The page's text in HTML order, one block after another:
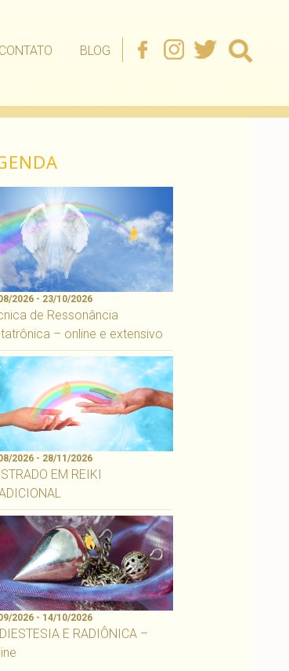
CONTATO BLOG
2026 - 23/10/2026
de Ressonância
– online e extensivo
2026 - 28/11/2026
EM REIKI
2026 - 14/10/2026
E RADIÔNICA –